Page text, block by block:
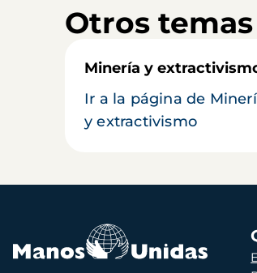
Otros
Minería y
Ir a la página de
y extractivismo